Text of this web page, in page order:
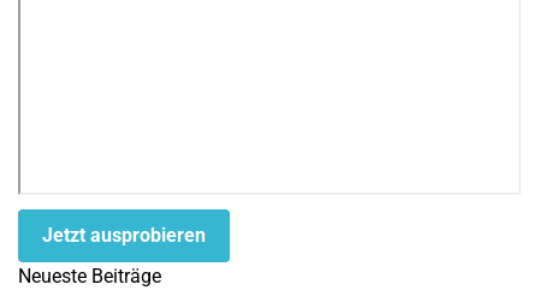
Jetzt ausprobieren
Neueste Beiträge